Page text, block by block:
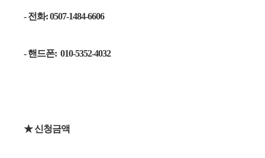
- 전화: 0507-1484-6606
- 핸드폰: 010-5352-4032
★ 신청금액